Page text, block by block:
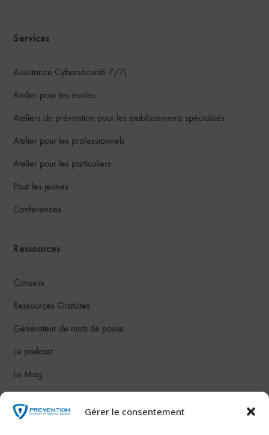
Gérer le consentement
Services
Assistance Cybersécurité 7/7j
Atelier pour les écoles
Ateliers de prévention pour les établissements spécialisés
Atelier pour les professionnels
Atelier pour les particuliers
Pour les jeunes
Conférences
Ressources
Conseils
Ressources Gratuites
Générateur de mots de passe
Le podcast
Le Mag